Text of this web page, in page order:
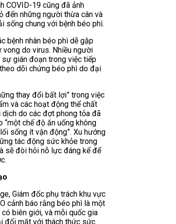
COVID-19 cũng đã ảnh
đến những người thừa cân và
sống chung với bệnh béo phì.
bệnh nhân béo phì dễ gặp
vong do virus. Nhiều người
gián đoạn trong việc tiếp
dõi chứng béo phì do đại
thay đổi bất lợi” trong việc
và các hoạt động thể chất
do các đợt phong tỏa đã
“một chế độ ăn uống không
sống ít vận động”. Xu hướng
tác động sức khỏe trong
sẽ đòi hỏi nỗ lực đáng kể để
Giám đốc phụ trách khu vực
cảnh báo rằng béo phì là một
có biên giới, và mỗi quốc gia
đối mặt với thách thức sức